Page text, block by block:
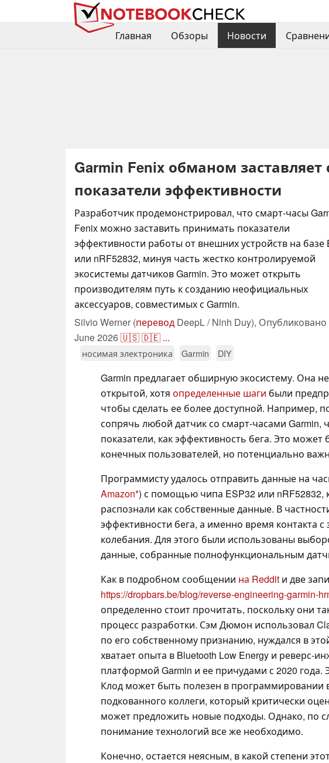
Главная
Обзоры Новости
Garmin Fenix обманом
показатели эффективности
Разработчик продемонстрировал, что смарт-часы
Fenix можно заставить принимать показатели
эффективности работы от внешних устройств на базе
или nRF52832, минуя часть жестко контролируемой
экосистемы датчиков Garmin. Это может открыть
производителям путь к созданию неофициальных
аксессуаров, совместимых с Garmin.
Silvio Werner (перевод DeepL / Ninh Duy), Опубликовано
June 2026🇺🇸🇩🇪 ...
носимая электроника Garmin DIY
Garmin предлагает обширную экосистему. Она
открытой, хотя определенные шаги были
чтобы сделать ее более доступной. Например,
сопрячь любой датчик со смарт-часами Garmin,
показатели, как эффективность бега. Это может
конечных пользователей, но потенциально
Программисту удалось отправить данные на
Amazon ) с помощью чипа ESP32 или nRF52832,
распознали как собственные данные. В
эффективности бега, а именно время контакта
колебания. Для этого были использованы
данные, собранные полнофункциональным
Как в подробном сообщении на Reddit и две
https://dropbars.be/blog/reverse-engineering-garmin-
определенно стоит прочитать, поскольку они
процесс разработки. Сэм Дюмон использовал
по его собственному признанию, нуждался в
хватает опыта в Bluetooth Low Energy и реверс-
платформой Garmin и ее причудами с 2020 года.
Клод может быть полезен в программировании
подкованного коллеги, который критически
может предложить новые подходы. Однако, по
понимание технологий все же необходимо.
Конечно, остается неясным, в какой степени